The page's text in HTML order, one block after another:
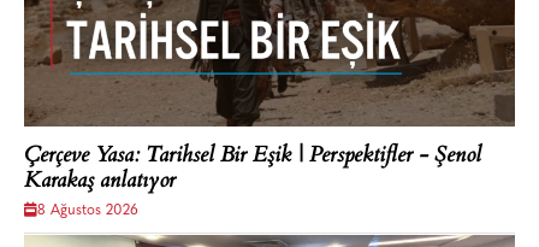
Çerçeve Yasa: Tarihsel Bir Eşik | Perspektifler - Şenol
Karakaş anlatıyor
8 Ağustos 2026